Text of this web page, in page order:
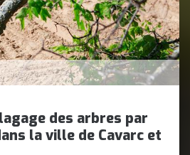
des arbres par
la ville de Cavarc et